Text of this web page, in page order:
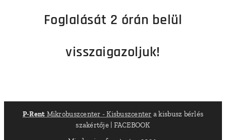
Foglalását 2 órán belül
visszaigazoljuk!
P-Rent Mikrobuszcenter - Kisbuszcenter a kisbusz bérlés
szakértője | FACEBOOK